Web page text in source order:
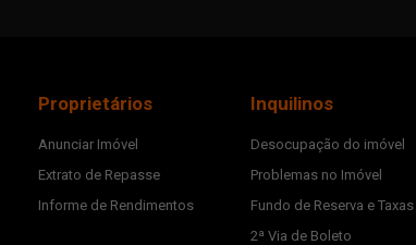
Proprietários
Anunciar Imóvel
Extrato de Repasse
Informe de Rendimentos
Inquilinos
Desocupação do imóvel
Problemas no Imóvel
Fundo de Reserva e Taxas
2ª Via de Boleto